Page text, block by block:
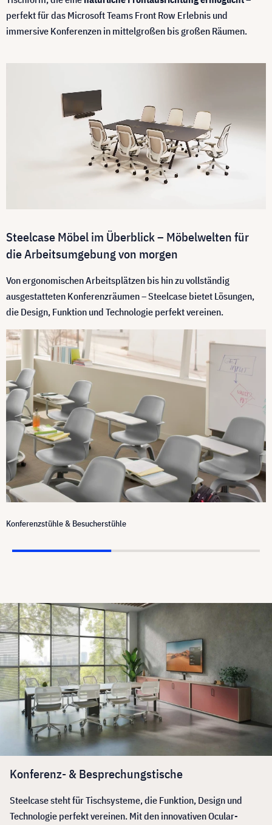
perfekt für das Microsoft Teams Front Row Erlebnis und
immersive Konferenzen in mittelgroßen bis großen Räumen.
Steelcase Möbel im Überblick – Möbelwelten für
die Arbeitsumgebung von morgen
Von ergonomischen Arbeitsplätzen bis hin zu vollständig
ausgestatteten Konferenzräumen – Steelcase bietet Lösungen,
die Design, Funktion und Technologie perfekt vereinen.
Konferenzstühle & Besucherstühle
Konferenz- & Besprechungstische
Steelcase steht für Tischsysteme, die Funktion, Design und
Technologie perfekt vereinen. Mit den innovativen Ocular-